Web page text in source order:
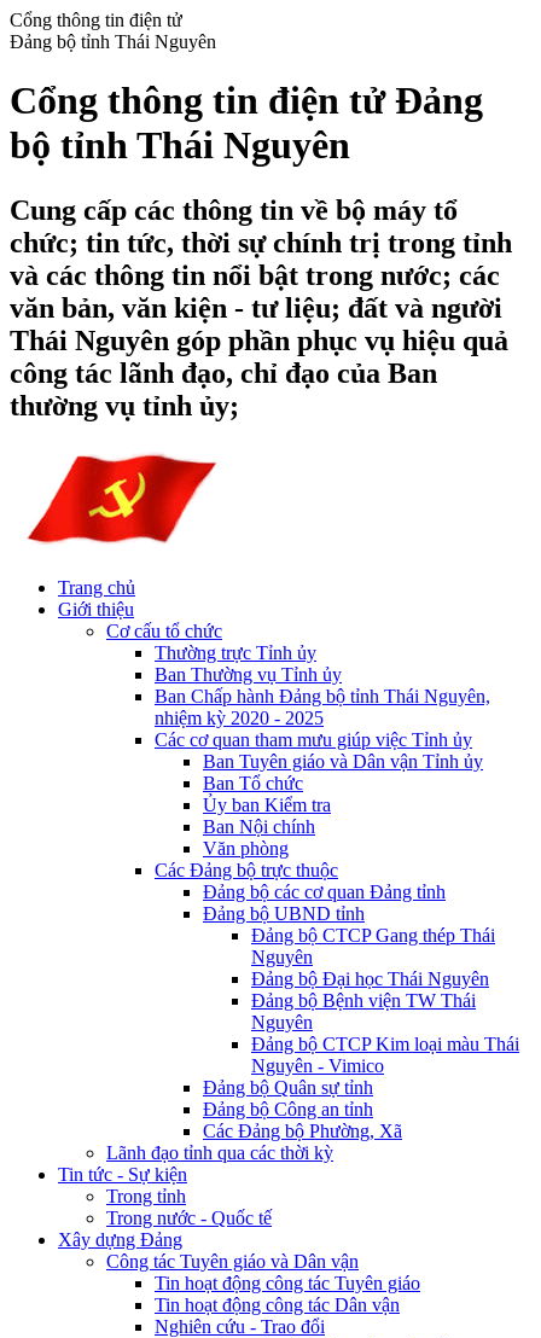
Cổng thông tin điện tử
Đảng bộ tỉnh Thái Nguyên
Cổng thông tin điện tử Đảng
bộ tỉnh Thái Nguyên
Cung cấp các thông tin về bộ máy tổ
chức; tin tức, thời sự chính trị trong tỉnh
và các thông tin nổi bật trong nước; các
văn bản, văn kiện - tư liệu; đất và người
Thái Nguyên góp phần phục vụ hiệu quả
công tác lãnh đạo, chỉ đạo của Ban
thường vụ tỉnh ủy;
Trang chủ
Giới thiệu
Cơ cấu tổ chức
Thường trực Tỉnh ủy
Ban Thường vụ Tỉnh ủy
Ban Chấp hành Đảng bộ tỉnh Thái Nguyên,
nhiệm kỳ 2020 - 2025
Các cơ quan tham mưu giúp việc Tỉnh ủy
Ban Tuyên giáo và Dân vận Tỉnh ủy
Ban Tổ chức
Ủy ban Kiểm tra
Ban Nội chính
Văn phòng
Các Đảng bộ trực thuộc
Đảng bộ các cơ quan Đảng tỉnh
Đảng bộ UBND tỉnh
Đảng bộ CTCP Gang thép Thái
Nguyên
Đảng bộ Đại học Thái Nguyên
Đảng bộ Bệnh viện TW Thái
Nguyên
Đảng bộ CTCP Kim loại màu Thái
Nguyên - Vimico
Đảng bộ Quân sự tỉnh
Đảng bộ Công an tỉnh
Các Đảng bộ Phường, Xã
Lãnh đạo tỉnh qua các thời kỳ
Tin tức - Sự kiện
Trong tỉnh
Trong nước - Quốc tế
Xây dựng Đảng
Công tác Tuyên giáo và Dân vận
Tin hoạt động công tác Tuyên giáo
Tin hoạt động công tác Dân vận
Nghiên cứu - Trao đổi